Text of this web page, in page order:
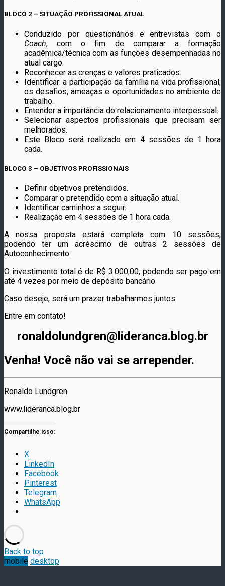
BLOCO 2 – SITUAÇÃO PROFISSIONAL ATUAL
Conduzido por questionários e entrevistas com o
Coach, com o fim de comparar a formação
acadêmica/técnica com as funções desempenhadas no
atual cargo.
Reconhecer as crenças e valores praticados.
Identificar: a participação da família na vida profissional;
os desafios, ameaças e oportunidades no ambiente de
trabalho.
Entender a importância do relacionamento interpessoal.
Selecionar aspectos profissionais que precisam ser
melhorados.
Este Bloco será realizado em 4 sessões de 1 hora
cada.
BLOCO 3 – OBJETIVOS PROFISSIONAIS
Definir objetivos pretendidos.
Comparar o pretendido com a situação atual.
Identificar caminhos a seguir.
Realização em 4 sessões de 1 hora cada.
A nossa proposta estará completa com 10 sessões,
podendo ter um acréscimo de outras 2 sessões de
Autoconhecimento.
O investimento total é de R$ 3.000,00, podendo ser pago em
até 4 vezes por meio de depósito bancário.
Caso deseje, será um prazer trabalharmos juntos.
Entre em contato!
ronaldolundgren@lideranca.blog.br
Venha! Você não vai se arrepender.
Ronaldo Lundgren
www.lideranca.blog.br
Compartilhe isso:
X
LinkedIn
Facebook
Pinterest
Telegram
WhatsApp
Back to top
mobile desktop